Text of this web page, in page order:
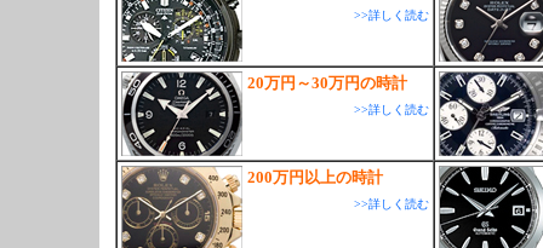
>>詳しく読む
20万円～30万円の時計
>>詳しく読む
200万円以上の時計
>>詳しく読む